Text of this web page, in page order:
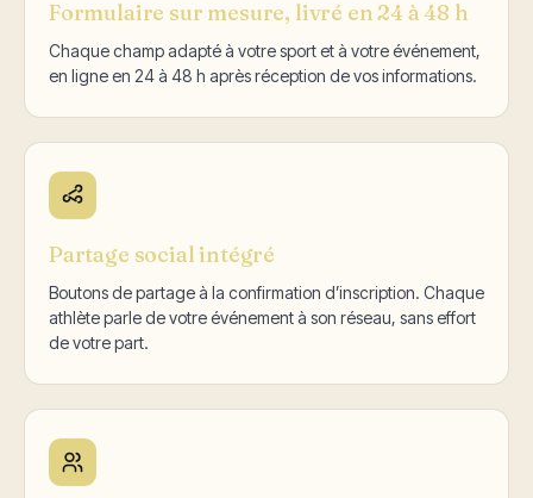
Formulaire sur mesure, livré en 24 à 48 h
Chaque champ adapté à votre sport et à votre événement,
en ligne en 24 à 48 h après réception de vos informations.
Partage social intégré
Boutons de partage à la confirmation d’inscription. Chaque
athlète parle de votre événement à son réseau, sans effort
de votre part.